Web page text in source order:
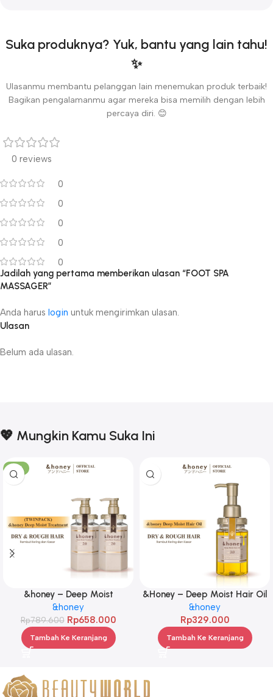
Suka produknya? Yuk, bantu yang lain tahu!
✨
Ulasanmu membantu pelanggan lain menemukan produk terbaik!
Bagikan pengalamanmu agar mereka bisa memilih dengan lebih
percaya diri. 😊
0 reviews
0
0
0
0
0
Ulasan
Belum ada ulasan.
Jadilah yang pertama memberikan ulasan “FOOT SPA
MASSAGER”
Anda harus login untuk mengirimkan ulasan.
💖 Mungkin Kamu Suka Ini
-17%
&honey – Deep Moist
Treatment 445 g Twinpack
&honey
Rp789.600 Rp658.000
Tambah Ke Keranjang
&Honey – Deep Moist Hair Oil
3.0 100ml
&honey
Rp329.000
Tambah Ke Keranjang